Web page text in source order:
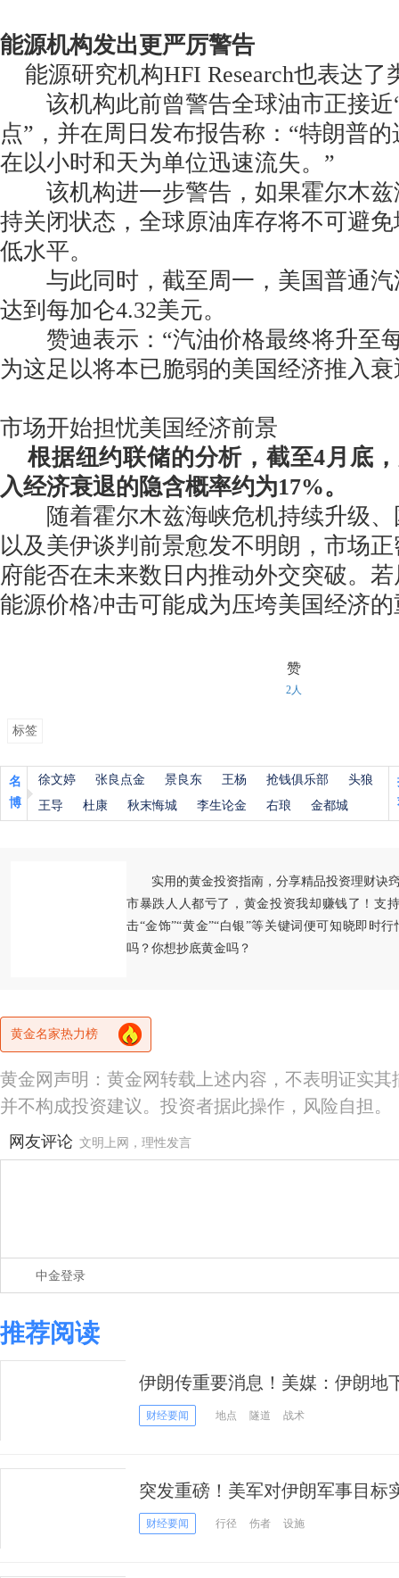
能源机构发出更严厉警告
能源研究机构HFI Research也表达了
该机构此前曾警告全球油市正接近
点”，并在周日发布报告称：“特朗普
在以小时和天为单位迅速流失。”
该机构进一步警告，如果霍尔木兹
持关闭状态，全球原油库存将不可避
低水平。
与此同时，截至周一，美国普通汽
达到每加仑4.32美元。
赞迪表示：“汽油价格最终将升至
为这足以将本已脆弱的美国经济推入衰
市场开始担忧美国经济前景
根据纽约联储的分析，截至4月底
入经济衰退的隐含概率约为17%。
随着霍尔木兹海峡危机持续升级、
以及美伊谈判前景愈发不明朗，市场
府能否在未来数日内推动外交突破。
能源价格冲击可能成为压垮美国经济
赞
2人
标签
名
博
徐文婷 张良点金 景良东 王杨 抢钱俱乐部
头狼
王导
杜康 秋末悔城 李生论金 右琅 金都城
实用的黄金投资指南，分享精品投资理财诀
市暴跌人人都亏了，黄金投资我却赚钱了！支
击“金饰”“黄金”“白银”等关键词便可知晓即时
吗？你想抄底黄金吗？
黄金名家热力榜
黄金网声明：黄金网转载上述内容，不表明证实
并不构成投资建议。投资者据此操作，风险自担。
网友评论 文明上网，理性发言
中金登录
推荐阅读
伊朗传重要消息！美媒：伊朗地
显美国轰炸计划局限
财经要闻 地点 隧道 战术
突发重磅！美军对伊朗军事目标
命卫队打击美军基地
财经要闻 行径 伤者 设施